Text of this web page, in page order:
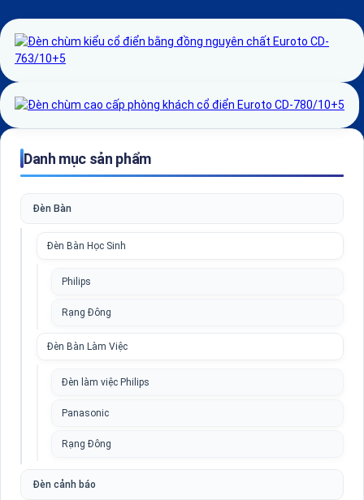
Danh mục sản phẩm
Đèn Bàn
Đèn Bàn Học Sinh
Philips
Rạng Đông
Đèn Bàn Làm Việc
Đèn làm việc Philips
Panasonic
Rạng Đông
Đèn cảnh báo